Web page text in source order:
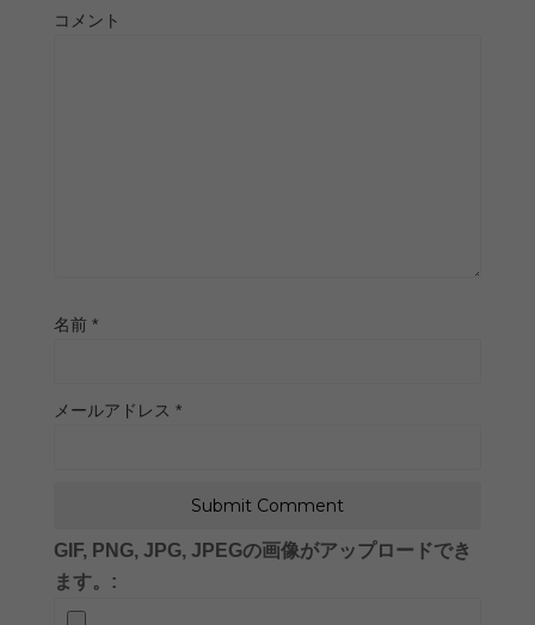
コメント
名前 *
メールアドレス *
GIF, PNG, JPG, JPEGの画像がアップロードでき
ます。: